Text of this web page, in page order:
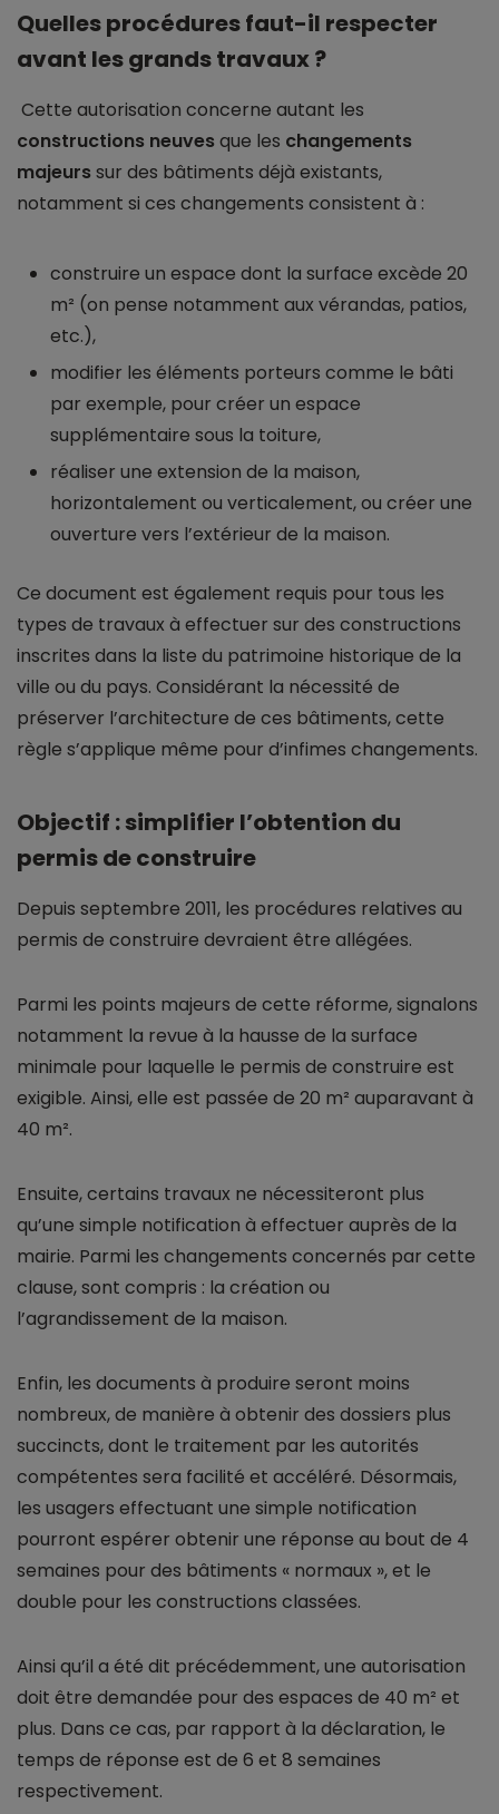
Quelles procédures faut-il respecter
avant les grands travaux ?
Cette autorisation concerne autant les
constructions neuvesque les changements
majeurssur des bâtiments déjà existants,
notamment si ces changements consistent à :
construire un espace dont la surface excède 20
m² (on pense notamment aux vérandas, patios,
etc.),
modifier les éléments porteurs comme le bâti
par exemple, pour créer un espace
supplémentaire sous la toiture,
réaliser une extension de la maison,
horizontalement ou verticalement, ou créer une
ouverture vers l’extérieur de la maison.
Ce document est également requis pour tous les
types de travaux à effectuer sur des constructions
inscrites dans la liste du patrimoine historique de la
ville ou du pays. Considérant la nécessité de
préserver l’architecture de ces bâtiments, cette
règle s’applique même pour d’infimes changements.
Objectif : simplifier l’obtention du
permis de construire
Depuis septembre 2011, les procédures relatives au
permis de construire devraient être allégées.
Parmi les points majeurs de cette réforme, signalons
notamment la revue à la hausse de la surface
minimale pour laquelle le permis de construire est
exigible. Ainsi, elle est passée de 20 m² auparavant à
40 m².
Ensuite, certains travaux ne nécessiteront plus
qu’une simple notification à effectuer auprès de la
mairie. Parmi les changements concernés par cette
clause, sont compris : la création ou
l’agrandissement de la maison.
Enfin, les documents à produire seront moins
nombreux, de manière à obtenir des dossiers plus
succincts, dont le traitement par les autorités
compétentes sera facilité et accéléré. Désormais,
les usagers effectuant une simple notification
pourront espérer obtenir une réponse au bout de 4
semaines pour des bâtiments « normaux », et le
double pour les constructions classées.
Ainsi qu’il a été dit précédemment, une autorisation
doit être demandée pour des espaces de 40 m² et
plus. Dans ce cas, par rapport à la déclaration, le
temps de réponse est de 6 et 8 semaines
respectivement.